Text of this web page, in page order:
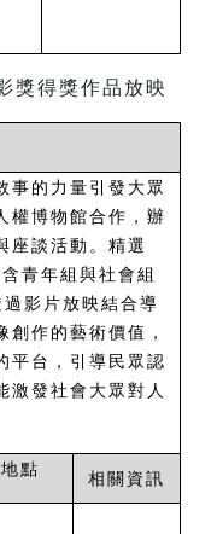
獎得獎作品放映
事的力量引發大眾
權博物館合作，辦
座談活動。精選
青年組與社會組
影片放映結合導
作的藝術價值，
平台，引導民眾認
激發社會大眾對人
地點 相關資訊